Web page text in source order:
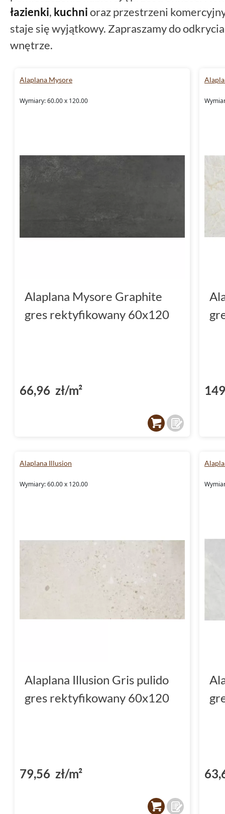
łazienki, kuchnioraz przestrzeni
staje się wyjątkowy. Zapraszamy do
wnętrze.
Alaplana Mysore
Wymiary: 60.00 x 120.00
Alaplana Mysore Graphite
gres rektyfikowany 60x120
66,96 zł/m²
Alaplana Illusion
Wymiary: 60.00 x 120.00
Alaplana Illusion Gris pulido
gres rektyfikowany 60x120
79,56 zł/m²